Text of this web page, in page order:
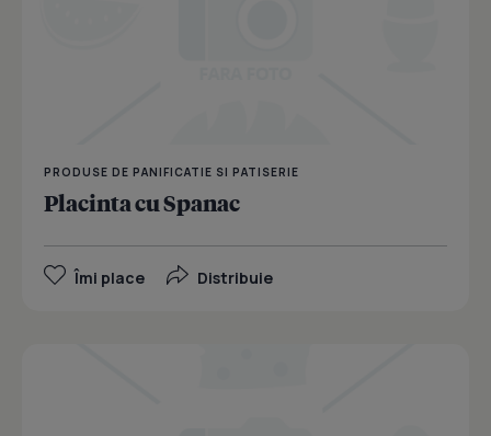
PRODUSE DE PANIFICATIE SI PATISERIE
Placinta cu Spanac
Îmi place Distribuie